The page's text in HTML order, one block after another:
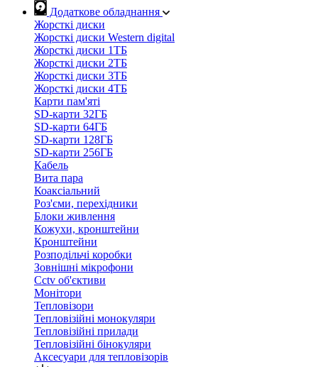
Додаткове обладнання
Жорсткі диски
Жорсткі диски Western digital
Жорсткі диски 1ТБ
Жорсткі диски 2ТБ
Жорсткі диски 3ТБ
Жорсткі диски 4ТБ
Карти пам'яті
SD-карти 32ГБ
SD-карти 64ГБ
SD-карти 128ГБ
SD-карти 256ГБ
Кабель
Вита пара
Коаксіальний
Роз'єми, перехідники
Блоки живлення
Кожухи, кронштейни
Кронштейни
Розподільчі коробки
Зовнішні мікрофони
Cctv об'єктиви
Монітори
Тепловізори
Тепловізійні монокуляри
Тепловізійні прилади
Тепловізійні бінокуляри
Аксесуари для тепловізорів